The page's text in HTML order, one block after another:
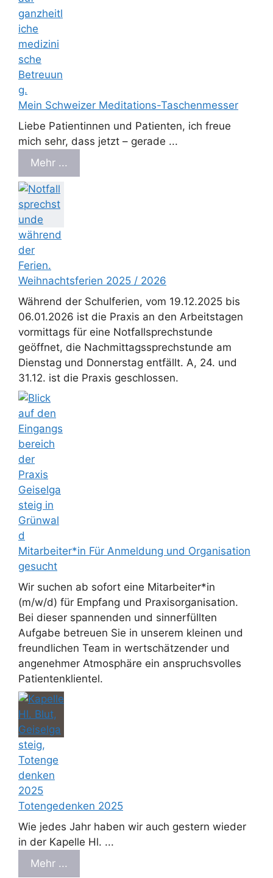
Mein Schweizer Meditations-Taschenmesser
Liebe Patientinnen und Patienten, ich freue
mich sehr, dass jetzt – gerade ...
Mehr ...
Weihnachtsferien 2025 / 2026
Während der Schulferien, vom 19.12.2025 bis
06.01.2026 ist die Praxis an den Arbeitstagen
vormittags für eine Notfallsprechstunde
geöffnet, die Nachmittagssprechstunde am
Dienstag und Donnerstag entfällt. A, 24. und
31.12. ist die Praxis geschlossen.
Mitarbeiter*in Für Anmeldung und Organisation
gesucht
Wir suchen ab sofort eine Mitarbeiter*in
(m/w/d) für Empfang und Praxisorganisation.
Bei dieser spannenden und sinnerfüllten
Aufgabe betreuen Sie in unserem kleinen und
freundlichen Team in wertschätzender und
angenehmer Atmosphäre ein anspruchsvolles
Patientenklientel.
Totengedenken 2025
Wie jedes Jahr haben wir auch gestern wieder
in der Kapelle Hl. ...
Mehr ...